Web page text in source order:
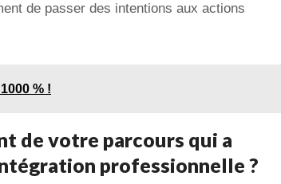
de passer des intentions aux actions
% !
de votre parcours qui a
professionnelle ?